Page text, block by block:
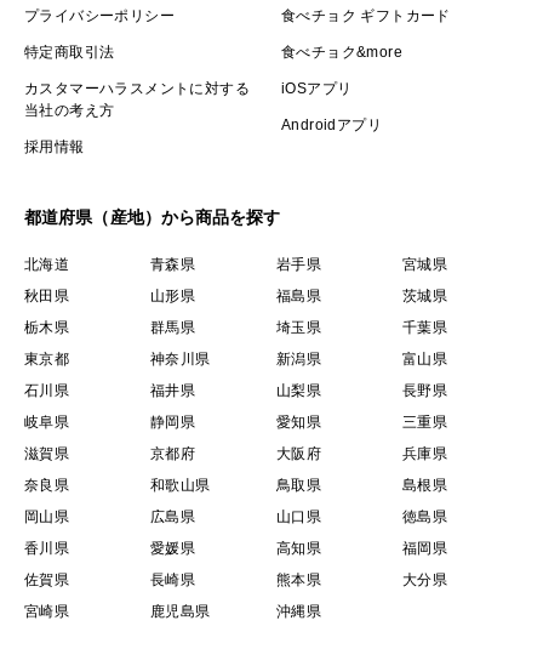
プライバシーポリシー
特定商取引法
カスタマーハラスメントに対する
当社の考え方
採用情報
食べチョク ギフトカード
食べチョク&more
iOSアプリ
Androidアプリ
都道府県（産地）から商品を探す
北海道 青森県 岩手県
宮城県
秋田県
山形県 福島県
茨城県
栃木県
群馬県 埼玉県
千葉県
東京都
神奈川県 新潟県
富山県
石川県
福井県 山梨県
長野県
岐阜県
静岡県 愛知県
三重県
滋賀県
京都府 大阪府
兵庫県
奈良県
和歌山県 鳥取県
島根県
岡山県
広島県 山口県
徳島県
香川県
愛媛県 高知県
福岡県
佐賀県
長崎県 熊本県
大分県
宮崎県
鹿児島県 沖縄県